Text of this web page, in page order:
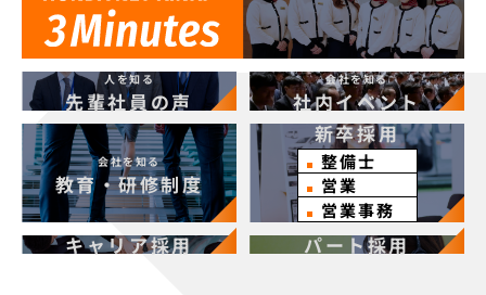
人を知る
先輩社員の声
会社を知る
社内イベント
会社を知る
教育・研修制度
新卒採用
整備士
営業
営業事務
キャリア採用 パート採用